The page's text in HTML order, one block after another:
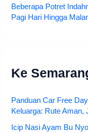
Beberapa Potret
Pagi Hari Hingga
Ke
Panduan Car Free
Keluarga: Rute Aman,
Icip Nasi Ayam Bu